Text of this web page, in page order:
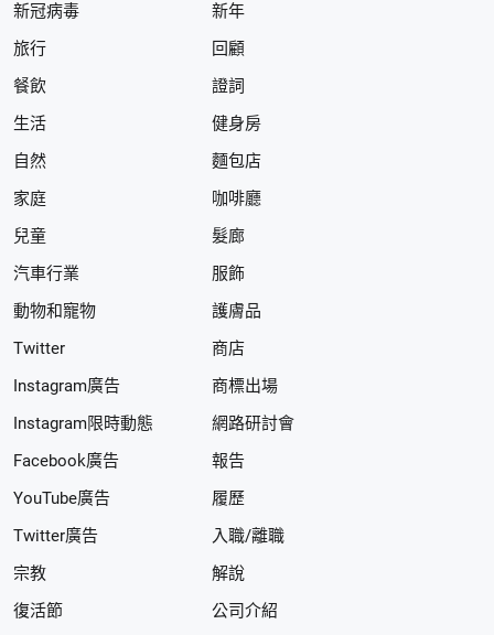
新冠病毒
旅行
餐飲
生活
自然
家庭
兒童
汽車行業
動物和寵物
Twitter
Instagram廣告
Instagram限時動態
Facebook廣告
YouTube廣告
Twitter廣告
宗教
復活節
新年
回顧
證詞
健身房
麵包店
咖啡廳
髮廊
服飾
護膚品
商店
商標出場
網路研討會
報告
履歷
入職/離職
解說
公司介紹